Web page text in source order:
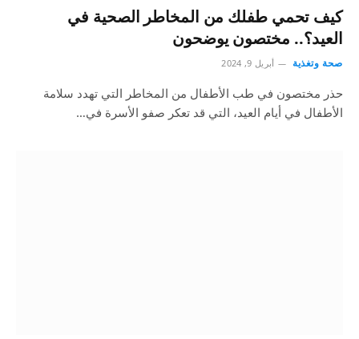
كيف تحمي طفلك من المخاطر الصحية في
العيد؟.. مختصون يوضحون
صحة وتغذية أبريل 9, 2024
حذر مختصون في طب الأطفال من المخاطر التي تهدد سلامة
الأطفال في أيام العيد، التي قد تعكر صفو الأسرة في…